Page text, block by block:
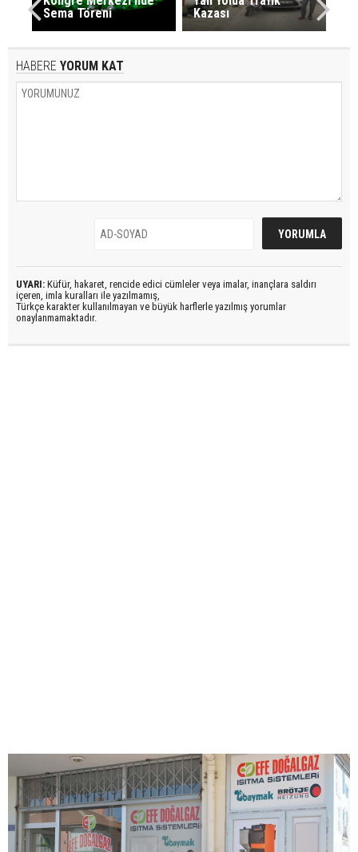
Sema Töreni
Kazası
HABERE YORUM KAT
UYARI: Küfür, hakaret, rencide edici cümleler veya imalar, inançlara saldırı
içeren, imla kuralları ile yazılmamış,
Türkçe karakter kullanılmayan ve büyük harflerle yazılmış yorumlar
onaylanmamaktadır.